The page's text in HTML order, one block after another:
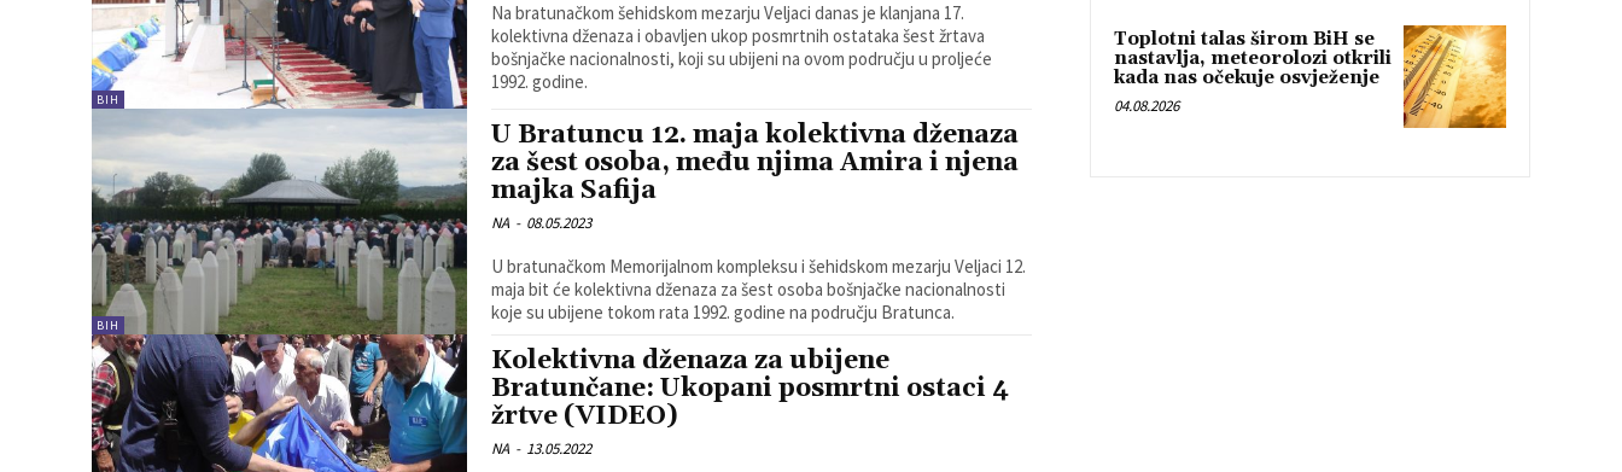
BIH
Na bratunačkom šehidskom mezarju Veljaci danas je klanjana 17.
kolektivna dženaza i obavljen ukop posmrtnih ostataka šest žrtava
bošnjačke nacionalnosti, koji su ubijeni na ovom području u proljeće
1992. godine.
BIH
U Bratuncu 12. maja kolektivna dženaza
za šest osoba, među njima Amira i njena
majka Safija
NA - 08.05.2023
U bratunačkom Memorijalnom kompleksu i šehidskom mezarju Veljaci 12.
maja bit će kolektivna dženaza za šest osoba bošnjačke nacionalnosti
koje su ubijene tokom rata 1992. godine na području Bratunca.
Kolektivna dženaza za ubijene
Bratunčane: Ukopani posmrtni ostaci 4
žrtve (VIDEO)
NA - 13.05.2022
Toplotni talas širom BiH se
nastavlja, meteorolozi otkrili
kada nas očekuje osvježenje
04.08.2026